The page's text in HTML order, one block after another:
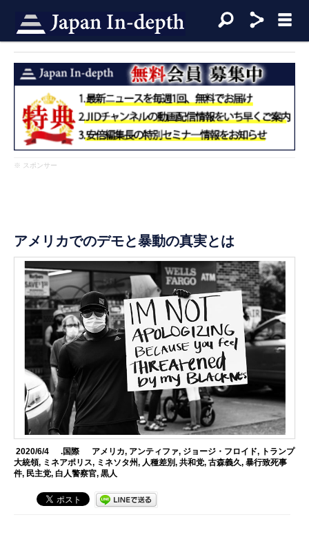
※ スポンサー
アメリカでのデモと暴動の真実とは
2020/6/4 .国際 アメリカ, アンティファ, ジョージ・フロイド, トランプ
大統領, ミネアポリス, ミネソタ州, 人種差別,共和党,古森義久,暴行致死事
件, 民主党,白人警察官,黒人